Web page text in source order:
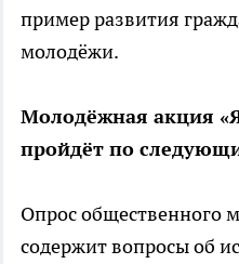
пример развития
молодёжи.
Молодёжная акция
пройдёт по
Опрос общественного
содержит вопросы об